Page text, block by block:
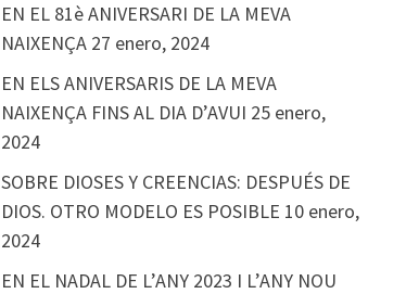
EN EL 81è ANIVERSARI DE LA MEVA
NAIXENÇA 27 enero, 2024
EN ELS ANIVERSARIS DE LA MEVA
NAIXENÇA FINS AL DIA D’AVUI 25 enero,
2024
SOBRE DIOSES Y CREENCIAS: DESPUÉS DE
DIOS. OTRO MODELO ES POSIBLE 10 enero,
2024
EN EL NADAL DE L’ANY 2023 I L’ANY NOU